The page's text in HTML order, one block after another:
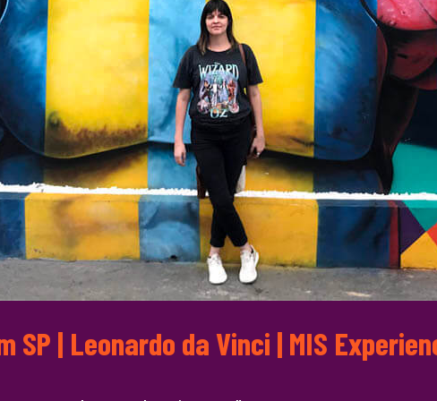
SP | Leonardo da Vinci | MIS